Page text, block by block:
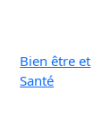
Bien être et
Santé